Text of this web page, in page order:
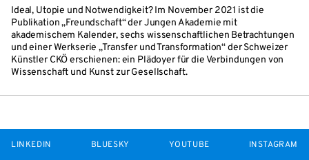
Ideal, Utopie und Notwendigkeit? Im November 2021 ist die
Publikation „Freundschaft“ der Jungen Akademie mit
akademischem Kalender, sechs wissenschaftlichen Betrachtungen
und einer Werkserie „Transfer und Transformation“ der Schweizer
Künstler CKÖ erschienen: ein Plädoyer für die Verbindungen von
Wissenschaft und Kunst zur Gesellschaft.
LINKEDIN BLUESKY YOUTUBE INSTAGRAM